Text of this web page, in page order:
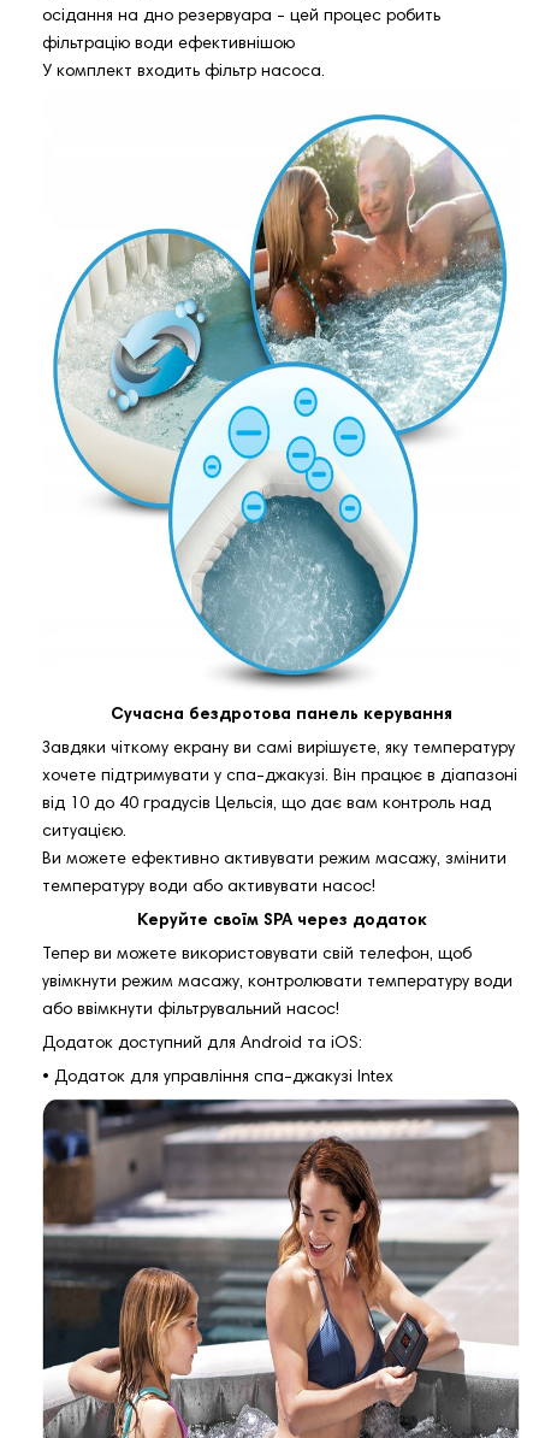
осідання на дно резервуара - цей процес робить
фільтрацію води ефективнішою
У комплект входить фільтр насоса.
Сучасна бездротова панель керування
Завдяки чіткому екрану ви самі вирішуєте, яку температуру
хочете підтримувати у спа-джакузі. Він працює в діапазоні
від 10 до 40 градусів Цельсія, що дає вам контроль над
ситуацією.
Ви можете ефективно активувати режим масажу, змінити
температуру води або активувати насос!
Керуйте своїм SPA через додаток
Тепер ви можете використовувати свій телефон, щоб
увімкнути режим масажу, контролювати температуру води
або ввімкнути фільтрувальний насос!
Додаток доступний для Android та iOS:
• Додаток для управління спа-джакузі Intex